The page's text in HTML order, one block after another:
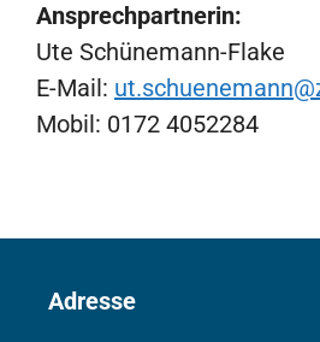
Ansprechpartnerin:
Ute Schünemann-Flake
E-Mail:
Mobil: 0172 4052284
Adresse